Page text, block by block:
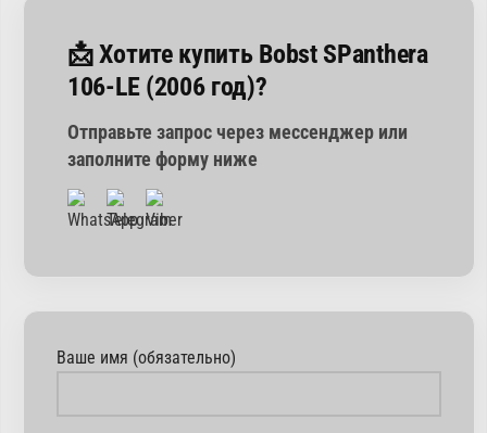
📩 Хотите купить Bobst SPanthera
106-LE (2006 год)?
Отправьте запрос через мессенджер или
заполните форму ниже
Ваше имя (обязательно)